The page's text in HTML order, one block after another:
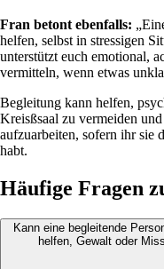
Fran betont ebenfalls:
helfen, selbst in stressigen
unterstützt euch emotional,
vermitteln, wenn etwas
Begleitung kann helfen,
Kreisßsaal zu vermeiden
aufzuarbeiten, sofern ihr sie
habt.
Häufige Fragen
Kann eine begleitende
helfen, Gewalt oder